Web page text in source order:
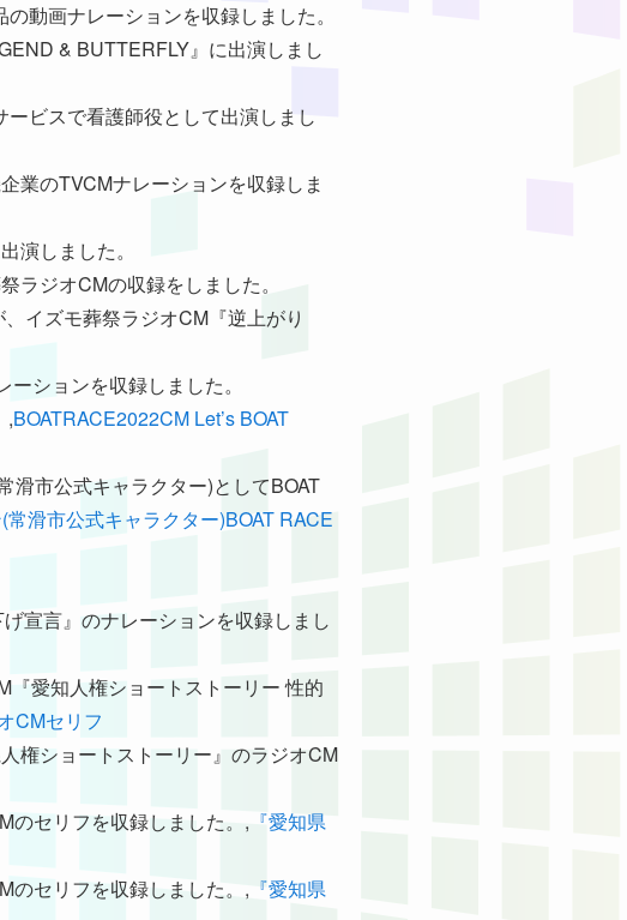
動画ナレーションを収録しました。
& BUTTERFLY』に出演しまし
ビスで看護師役として出演しまし
業のTVCMナレーションを収録しま
演しました。
ラジオCMの収録をしました。
イズモ葬祭ラジオCM『逆上がり
ションを収録しました。
,BOATRACE2022CM Let’s BOAT
滑市公式キャラクター)としてBOAT
(常滑市公式キャラクター)BOAT RACE
宣言』のナレーションを収録しまし
愛知人権ショートストーリー 性的
CMセリフ
権ショートストーリー』のラジオCM
のセリフを収録しました。, 『愛知県
のセリフを収録しました。, 『愛知県